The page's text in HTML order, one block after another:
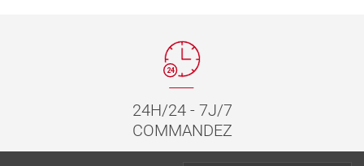
24H/24 - 7J/7
COMMANDEZ